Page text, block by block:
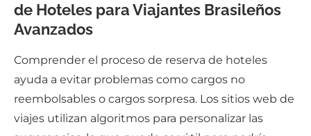
de Hoteles para Viajantes Brasileños
Avanzados
Comprender el proceso de reserva de hoteles
ayuda a evitar problemas como cargos no
reembolsables o cargos sorpresa. Los sitios web de
viajes utilizan algoritmos para personalizar las